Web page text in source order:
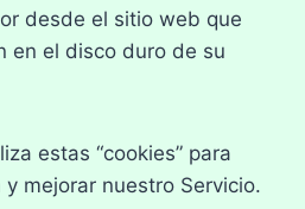
desde el sitio web que
en el disco duro de su
estas “cookies” para
mejorar nuestro Servicio.